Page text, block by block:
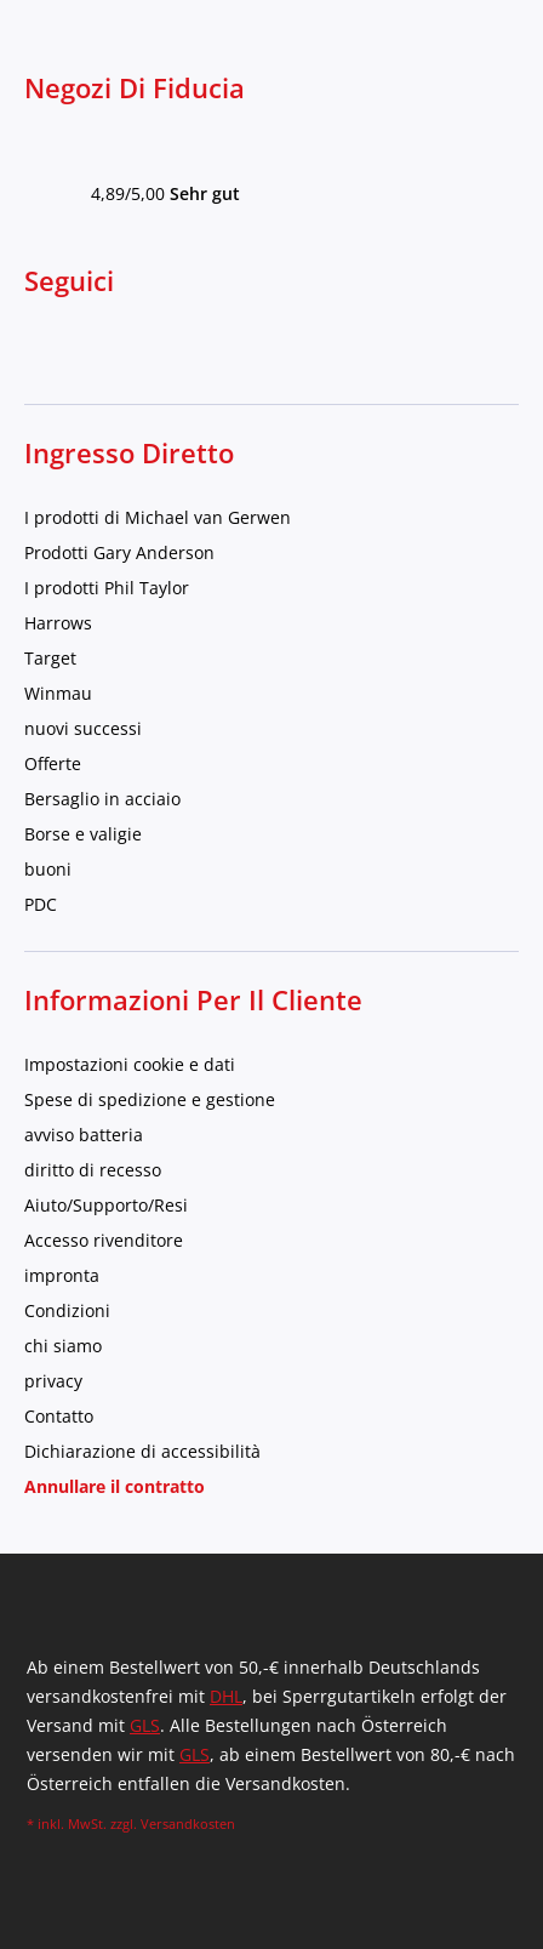
Negozi Di Fiducia
4,89/5,00 Sehr gut
Seguici
Ingresso Diretto
I prodotti di Michael van Gerwen
Prodotti Gary Anderson
I prodotti Phil Taylor
Harrows
Target
Winmau
nuovi successi
Offerte
Bersaglio in acciaio
Borse e valigie
buoni
PDC
Informazioni Per Il Cliente
Impostazioni cookie e dati
Spese di spedizione e gestione
avviso batteria
diritto di recesso
Aiuto/Supporto/Resi
Accesso rivenditore
impronta
Condizioni
chi siamo
privacy
Contatto
Dichiarazione di accessibilità
Annullare il contratto
Ab einem Bestellwert von 50,-€ innerhalb Deutschlands
versandkostenfrei mit DHL, bei Sperrgutartikeln erfolgt der
Versand mit GLS. Alle Bestellungen nach Österreich
versenden wir mit GLS, ab einem Bestellwert von 80,-€ nach
Österreich entfallen die Versandkosten.
* inkl. MwSt. zzgl. Versandkosten